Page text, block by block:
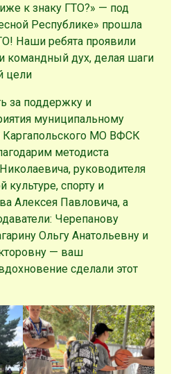
к знаку ГТО?» — под
Республике» прошла
Наши ребята проявили
командный дух, делая шаги
цели
за поддержку и
муниципальному
Каргапольского МО ВФСК
методиста
руководителя
культуре, спорту и
Алексея Павловича, а
Черепанову
Ольгу Анатольевну и
— ваш
сделали этот